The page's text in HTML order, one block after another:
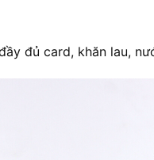
đủ card, khăn lau,